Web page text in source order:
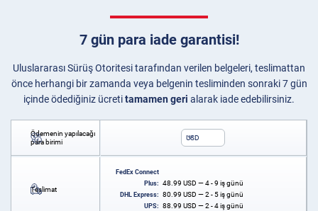
7 gün para iade garantisi!
Uluslararası Sürüş Otoritesi tarafından verilen belgeleri, teslimattan
önce herhangi bir zamanda veya belgenin tesliminden sonraki 7 gün
içinde ödediğiniz ücretitamamen geri alarak iade edebilirsiniz.
Ödemenin yapılacağı
para birimi
USD
Teslimat
FedEx Connect
Plus:
48.99 USD — 4 - 9 iş günü
DHL Express: 80.99 USD — 2 - 5 iş günü
UPS: 88.99 USD — 2 - 4 iş günü